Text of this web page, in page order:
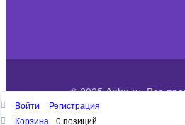
© 2025 Aoha.ru. Все
Войти
Регистрация
Корзина
0 позиций